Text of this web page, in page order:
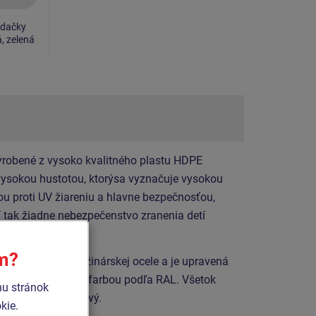
zelená
z vysoko kvalitného plastu HDPE
hustotou, ktorýsa vyznačuje vysokou
proti UV žiareniu a hlavne bezpečnosťou,
žiadne nebezpečenstvo zranenia detí
špeciálnej pružinárskej ocele a je upravená
vypaľovacou farbou podľa RAL. Všetok
alebo nerezový.
stránok